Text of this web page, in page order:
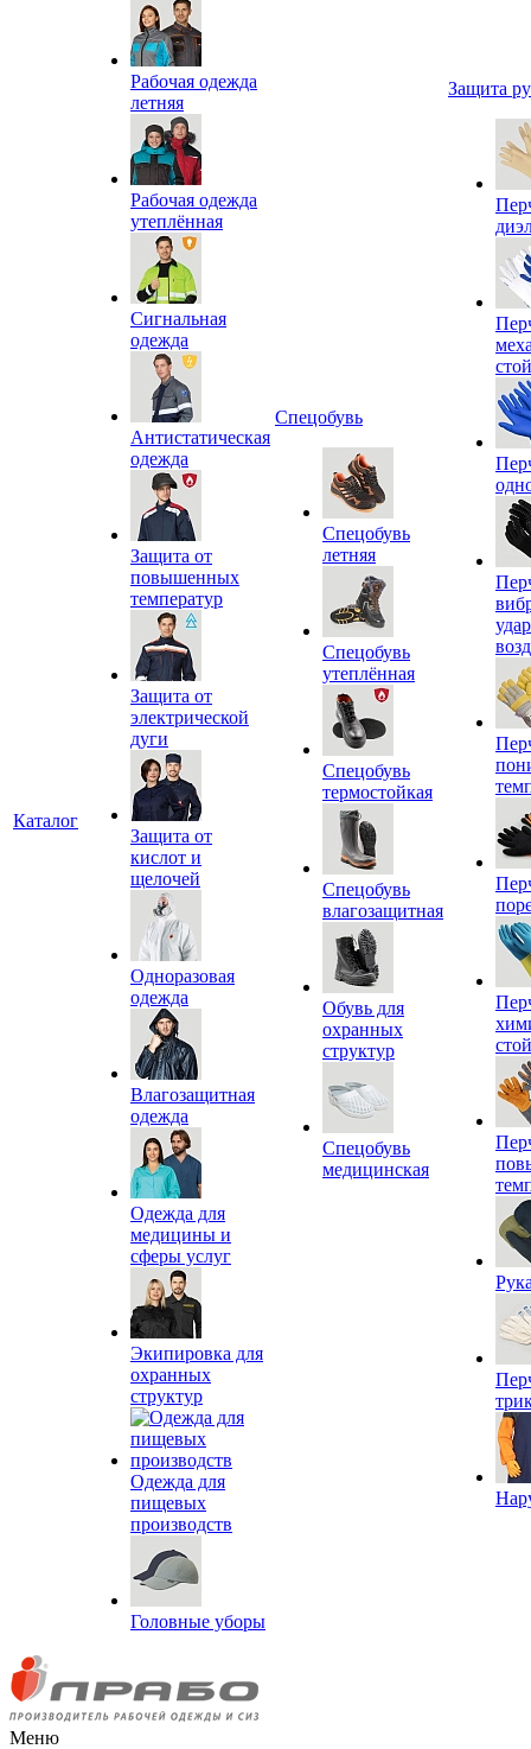
Каталог
Рабочая одежда
летняя
Рабочая одежда
утеплённая
Сигнальная
одежда
Антистатическая
одежда
Защита от
повышенных
температур
Защита от
электрической
дуги
Защита от
кислот и
щелочей
Одноразовая
одежда
Влагозащитная
одежда
Одежда для
медицины и
сферы услуг
Экипировка для
охранных
структур
Одежда для
пищевых
производств
Головные уборы
Спецобувь
Спецобувь
летняя
Спецобувь
утеплённая
Спецобувь
термостойкая
Спецобувь
влагозащитная
Обувь для
охранных
структур
Спецобувь
медицинская
Защита
Меню